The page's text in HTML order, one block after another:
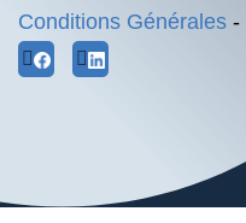
Conditions Générales -